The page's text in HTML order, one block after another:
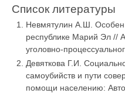
Список литературы
Невмятулин А.Ш.
республике Марий Эл //
уголовно-
Девяткова Г.И.
самоубийств и пути
помощи населению: